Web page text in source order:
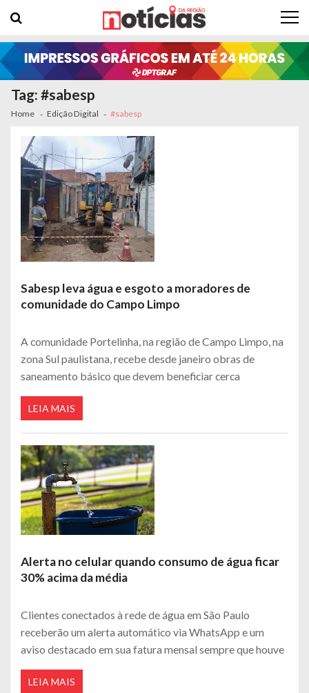
Tag: #sabesp
Home Edição Digital #sabesp
Sabesp leva água e esgoto a moradores de
comunidade do Campo Limpo
A comunidade Portelinha, na região de Campo Limpo, na
zona Sul paulistana, recebe desde janeiro obras de
saneamento básico que devem beneficiar cerca
LEIA MAIS
Alerta no celular quando consumo de água ficar
30% acima da média
Clientes conectados à rede de água em São Paulo
receberão um alerta automático via WhatsApp e um
aviso destacado em sua fatura mensal sempre que houve
LEIA MAIS